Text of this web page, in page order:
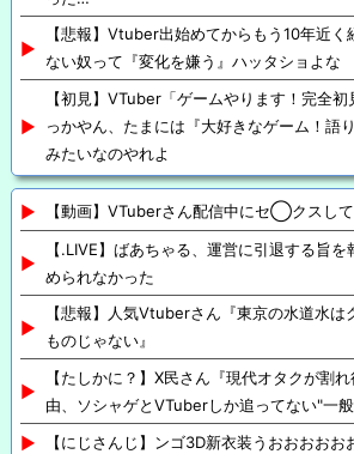
【悲報】Vtuber出始めてからもう10年近
ない奴って『変化を嫌う』ハッタショよな
【初見】VTuber「ゲームやります！完全
っかやん、たまには『大好きなゲーム！語
みたいなのやれよ
【動画】VTuberさん配信中にセ◯クスし
【.LIVE】ばあちゃる、運営に引退する旨
められなかった
【悲報】人気Vtuberさん『東京の水道水は
ものじゃない』
【たしかに？】X民さん『現代オタクが割
由、ソシャゲとVTuberしか追ってない"一般
【にじさんじ】ンゴ3D新衣装うおおおおお